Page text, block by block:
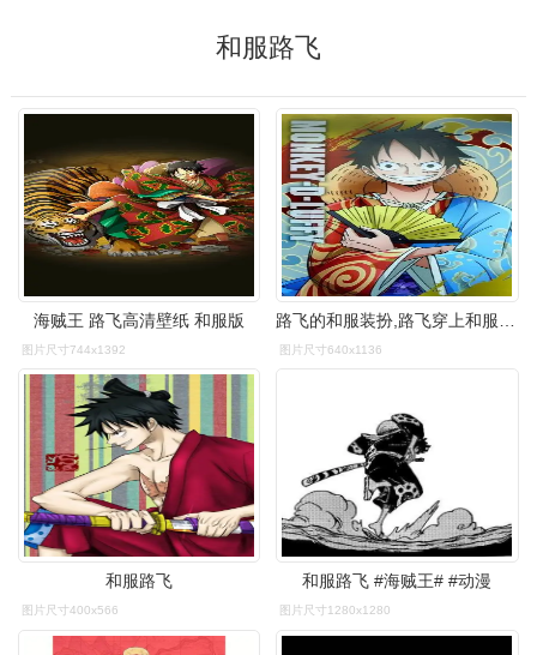
和服路飞
海贼王 路飞高清壁纸 和服版
图片尺寸744x1392 图片尺寸640x1136
和服路飞
图片尺寸400x566
和服路飞 #海贼王# #动漫
图片尺寸1280x1280